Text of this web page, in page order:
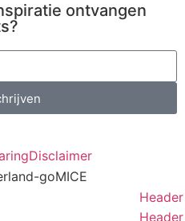
ontvangen
Disclaimer